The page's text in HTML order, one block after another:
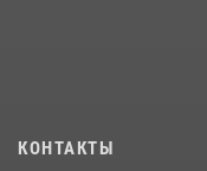
КОНТАКТЫ